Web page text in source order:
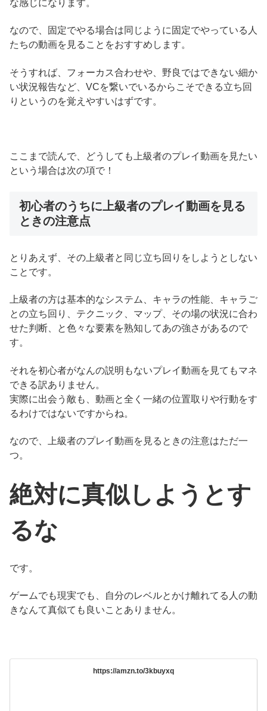
な感じになります。
なので、固定でやる場合は同じように固定でやっている人
たちの動画を見ることをおすすめします。
そうすれば、フォーカス合わせや、野良ではできない細か
い状況報告など、VCを繋いでいるからこそできる立ち回
りというのを覚えやすいはずです。
ここまで読んで、どうしても上級者のプレイ動画を見たい
という場合は次の項で！
初心者のうちに上級者のプレイ動画を見る
ときの注意点
とりあえず、その上級者と同じ立ち回りをしようとしない
ことです。
上級者の方は基本的なシステム、キャラの性能、キャラご
との立ち回り、テクニック、マップ、その場の状況に合わ
せた判断、と色々な要素を熟知してあの強さがあるので
す。
それを初心者がなんの説明もないプレイ動画を見てもマネ
できる訳ありません。
実際に出会う敵も、動画と全く一緒の位置取りや行動をす
るわけではないですからね。
なので、上級者のプレイ動画を見るときの注意はただ一
つ。
絶対に真似しようとす
るな
です。
ゲームでも現実でも、自分のレベルとかけ離れてる人の動
きなんて真似ても良いことありません。
https://amzn.to/3kbuyxq